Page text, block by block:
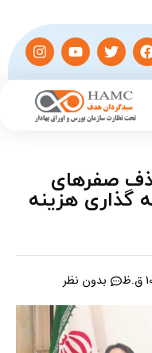
صفرهای
گذاری هزینه
بدون نظر